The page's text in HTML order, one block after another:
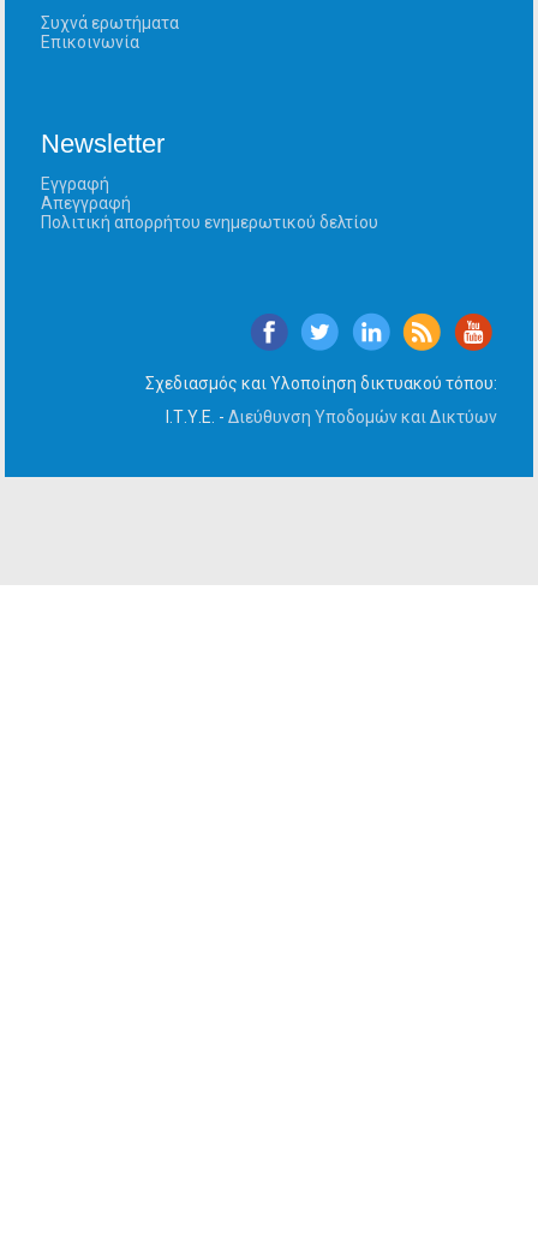
Συχνά ερωτήματα
Επικοινωνία
Newsletter
Εγγραφή
Απεγγραφή
Πολιτική απορρήτου ενημερωτικού δελτίου
Σχεδιασμός και Υλοποίηση δικτυακού τόπου:
Ι.Τ.Υ.Ε. - Διεύθυνση Υποδομών και Δικτύων